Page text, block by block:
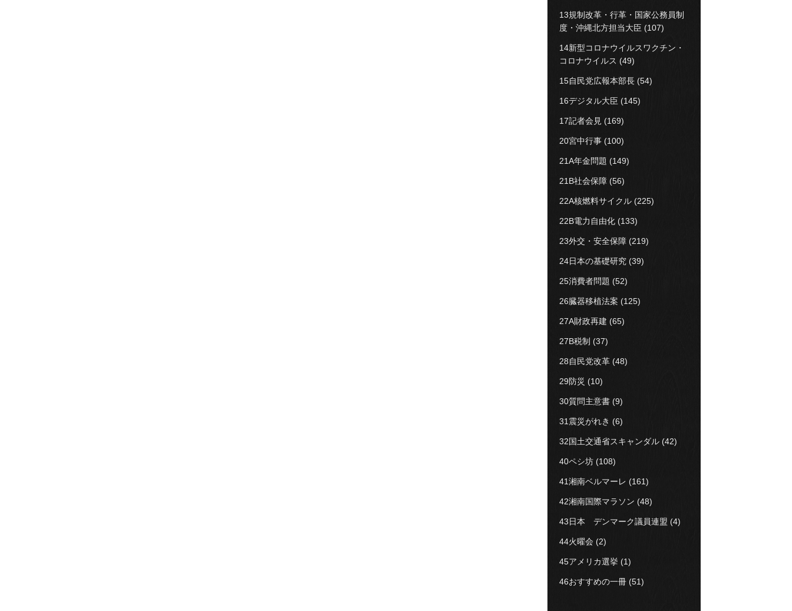
13規制改革・行革・国家公務員制
度・沖縄北方担当大臣 (107)
14新型コロナウイルスワクチン・
コロナウイルス (49)
15自民党広報本部長 (54)
16デジタル大臣 (145)
17記者会見 (169)
20宮中行事 (100)
21A年金問題 (149)
21B社会保障 (56)
22A核燃料サイクル (225)
22B電力自由化 (133)
23外交・安全保障 (219)
24日本の基礎研究 (39)
25消費者問題 (52)
26臓器移植法案 (125)
27A財政再建 (65)
27B税制 (37)
28自民党改革 (48)
29防災 (10)
30質問主意書 (9)
31震災がれき (6)
32国土交通省スキャンダル (42)
40ペシ坊 (108)
41湘南ベルマーレ (161)
42湘南国際マラソン (48)
43日本 デンマーク議員連盟 (4)
44火曜会 (2)
45アメリカ選挙 (1)
46おすすめの一冊 (51)